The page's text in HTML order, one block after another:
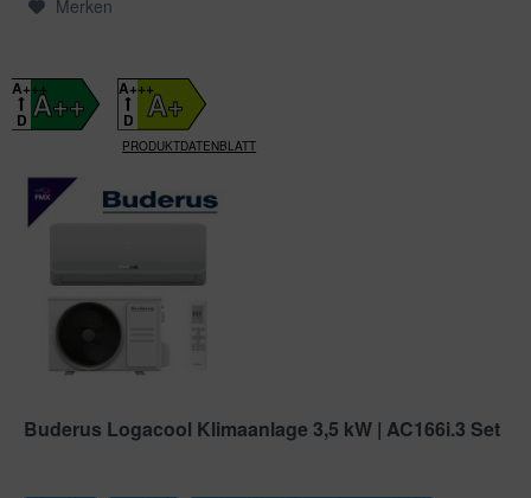
Merken
A++
A+++
D
A+
A+++
D
PRODUKTDATENBLATT
Buderus Logacool Klimaanlage 3,5 kW | AC166i.3 Set